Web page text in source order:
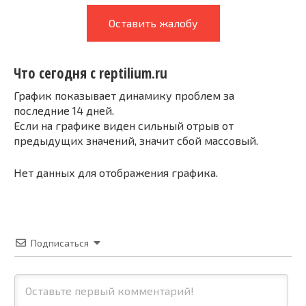
Оставить жалобу
Что сегодня с reptilium.ru
График показывает динамику проблем за
последние 14 дней.
Если на графике виден сильный отрыв от
предыдущих значений, значит сбой массовый.
Нет данных для отображения графика.
Подписаться